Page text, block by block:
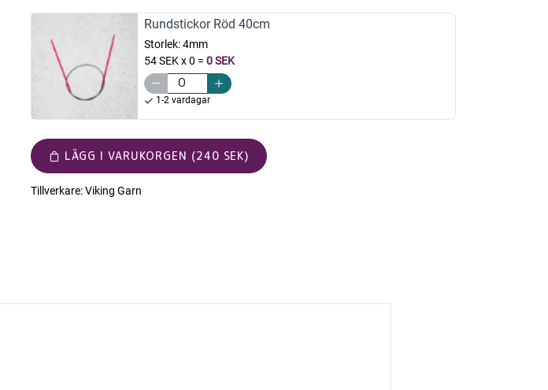
Rundstickor Röd 40cm
Storlek:4mm
54 SEK x 0 = 0 SEK
1-2 vardagar
LÄGG I VARUKORGEN (240 SEK)
Tillverkare:Viking Garn